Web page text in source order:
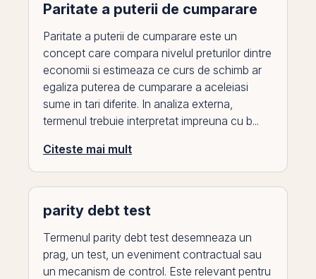
Paritate a puterii de cumparare
Paritate a puterii de cumparare este un
concept care compara nivelul preturilor dintre
economii si estimeaza ce curs de schimb ar
egaliza puterea de cumparare a aceleiasi
sume in tari diferite. In analiza externa,
termenul trebuie interpretat impreuna cu b...
Citeste mai mult
parity debt test
Termenul parity debt test desemneaza un
prag, un test, un eveniment contractual sau
un mecanism de control. Este relevant pentru